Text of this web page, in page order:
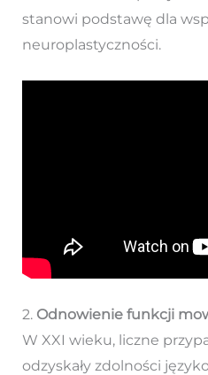
stanowi podstawę dla
neuroplastyczności.
2. Odnowienie funkcji
W XXI wieku, liczne
odzyskały zdolności